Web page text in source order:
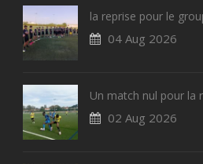
la reprise pour le
04 Aug 2026
Un match nul pour la
02 Aug 2026